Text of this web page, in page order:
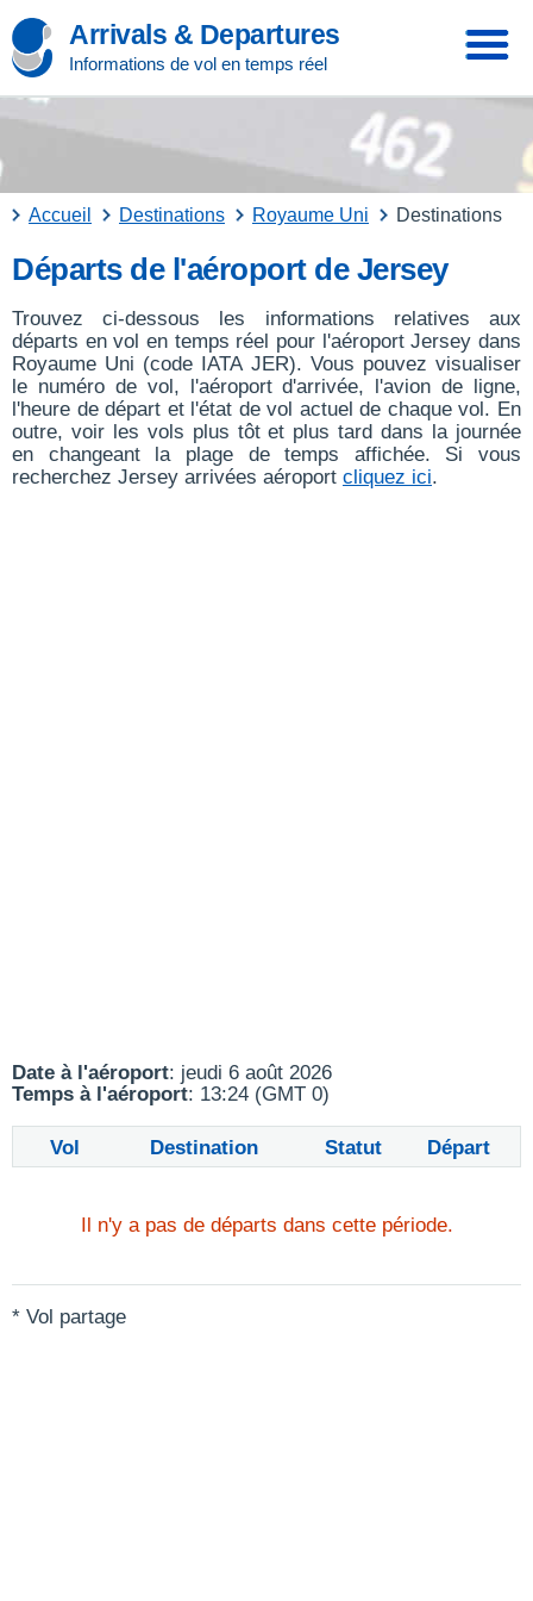
Arrivals & Departures
Informations de vol en temps réel
Accueil Destinations Royaume Uni Destinations
Départs de l'aéroport de Jersey
Trouvez ci-dessous les informations relatives aux
départs en vol en temps réel pour l'aéroport Jersey dans
Royaume Uni (code IATA JER). Vous pouvez visualiser
le numéro de vol, l'aéroport d'arrivée, l'avion de ligne,
l'heure de départ et l'état de vol actuel de chaque vol. En
outre, voir les vols plus tôt et plus tard dans la journée
en changeant la plage de temps affichée. Si vous
recherchez Jersey arrivées aéroport cliquez ici.
Date à l'aéroport: jeudi 6 août 2026
Temps à l'aéroport: 13:24 (GMT 0)
Vol Destination Statut Départ
Il n'y a pas de départs dans cette période.
* Vol partage